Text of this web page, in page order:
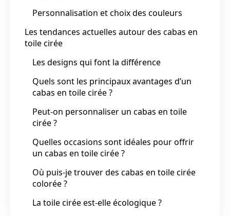
Personnalisation et choix des couleurs
Les tendances actuelles autour des cabas en
toile cirée
Les designs qui font la différence
Quels sont les principaux avantages d’un
cabas en toile cirée ?
Peut-on personnaliser un cabas en toile
cirée ?
Quelles occasions sont idéales pour offrir
un cabas en toile cirée ?
Où puis-je trouver des cabas en toile cirée
colorée ?
La toile cirée est-elle écologique ?